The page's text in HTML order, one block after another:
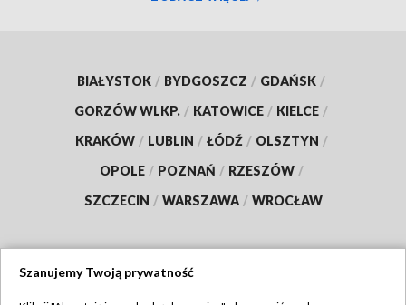
BIAŁYSTOK / BYDGOSZCZ / GDAŃSK /
GORZÓW WLKP. / KATOWICE / KIELCE /
KRAKÓW / LUBLIN / ŁÓDŹ / OLSZTYN /
OPOLE / POZNAŃ / RZESZÓW /
SZCZECIN / WARSZAWA / WROCŁAW
Szanujemy Twoją prywatność